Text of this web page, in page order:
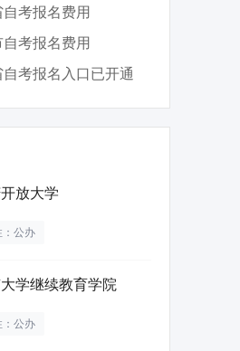
考报名费用
考报名费用
考报名入口已开通
放大学
：公办
学继续教育学院
：公办